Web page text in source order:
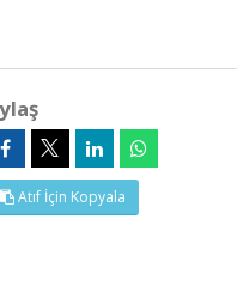
Atıf İçin Kopyala